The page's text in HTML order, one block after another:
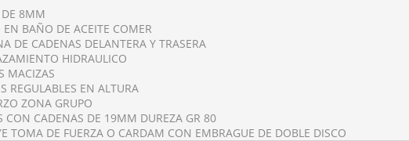
8MM
BAÑO DE ACEITE COMER
DE CADENAS DELANTERA Y TRASERA
HIDRAULICO
MACIZAS
REGULABLES EN ALTURA
ZONA GRUPO
CON CADENAS DE 19MM DUREZA GR 80
TOMA DE FUERZA O CARDAM CON EMBRAGUE DE DOBLE DISCO